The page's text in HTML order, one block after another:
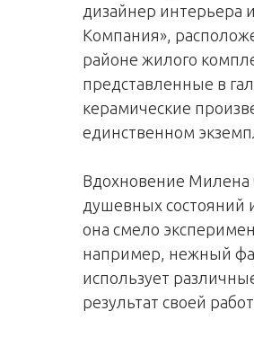
дизайнер интерьера
Компания»,
районе жилого
представленные в
керамические
единственном
Вдохновение Милена
душевных состояний
она смело
например, нежный
использует
результат своей